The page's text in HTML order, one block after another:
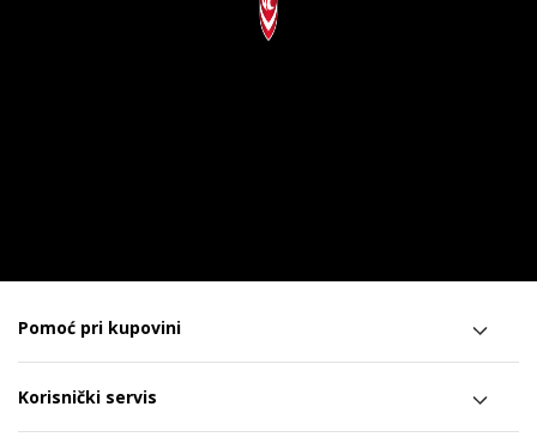
Pomoć pri kupovini
Korisnički servis